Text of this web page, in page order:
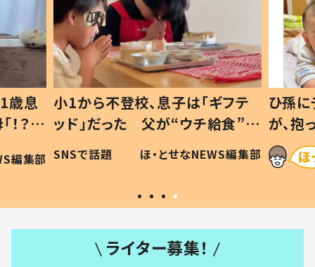
歳息
？」
編集部
小1から不登校、息子は「ギフテ
ッド」だった 父が“ウチ給食”を
作り続ける理由とは #令和の親
#令和の子
SNSで話題 ほ・とせなNEWS編集部
ひ孫
が、
「涙が
い」
ライター募集！